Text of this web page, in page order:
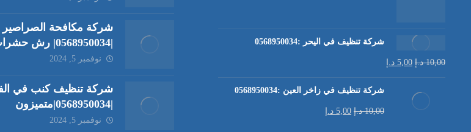
شركة تنظيف في اليحر :0568950034
10,00 د.إ 5,00 د.إ
شركة تنظيف في زاخر العين :0568950034
10,00 د.إ 5,00 د.إ
شركة مكافحة
|0568950034| رش حشرات
نوفمبر 5, 2024
شركة تنظيف كنب في
|0568950034|متميزون
نوفمبر 5, 2024